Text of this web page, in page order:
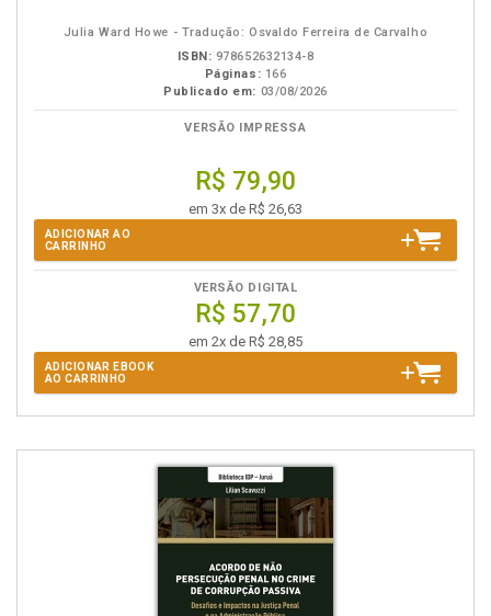
Julia Ward Howe - Tradução: Osvaldo Ferreira de Carvalho
ISBN: 978652632134-8
Páginas: 166
Publicado em: 03/08/2026
VERSÃO IMPRESSA
R$ 79,90
em 3x de R$ 26,63
ADICIONAR AO
CARRINHO
VERSÃO DIGITAL
R$ 57,70
em 2x de R$ 28,85
ADICIONAR EBOOK
AO CARRINHO